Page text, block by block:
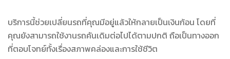
บริการนี้ช่วยเปลี่ยนรถที่คุณมีอยู่แล้วให้กลายเป็นเงินก้อน โดยที่
คุณยังสามารถใช้งานรถคันเดิมต่อไปได้ตามปกติ ถือเป็นทางออก
ที่ตอบโจทย์ทั้งเรื่องสภาพคล่องและการใช้ชีวิต